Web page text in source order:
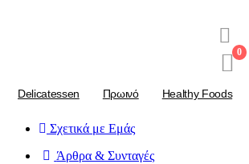
0
Delicatessen Πρωινό Healthy Foods
Σχετικά με Εμάς
Άρθρα & Συνταγές